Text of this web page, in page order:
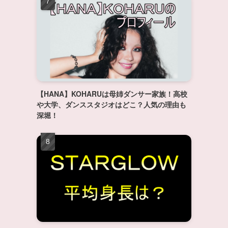
【HANA】KOHARUは母姉ダンサー家族！高校
や大学、ダンススタジオはどこ？人気の理由も
深堀！